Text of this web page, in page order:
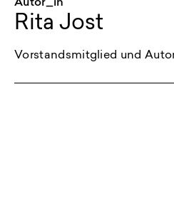
Autor_in
Rita Jost
Vorstandsmitglied und